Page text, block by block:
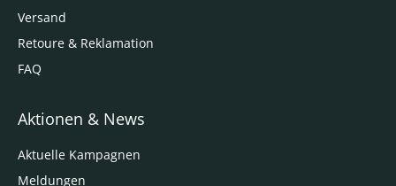
Versand
Retoure & Reklamation
FAQ
Aktionen & News
Aktuelle Kampagnen
Meldungen